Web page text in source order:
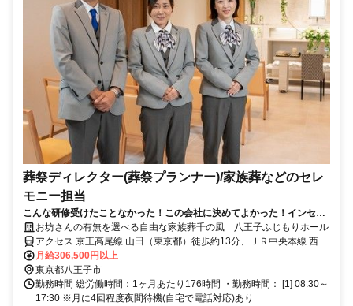
葬祭ディレクター(葬祭プランナー)/家族葬などのセレ
モニー担当
こんな研修受けたことなかった！この会社に決めてよかった！インセン
ティブがなくてホスピタリティ発揮。書類がなくても面接します！
お坊さんの有無を選べる自由な家族葬千の風 八王子ふじもりホール
アクセス 京王高尾線 山田（東京都）徒歩約13分、ＪＲ中央本線 西八
王子南口徒歩約20分、ＪＲ横浜線/ＪＲ根岸線 八王子南口徒歩約20分
・八王子ICより車で15分・八王子駅南口より東京家政学院行(市民体
育館前バス停)から徒歩3分
月給306,500円以上
東京都八王子市
勤務時間 総労働時間：1ヶ月あたり176時間 ・勤務時間： [1] 08:30～
17:30 ※月に4回程度夜間待機(自宅で電話対応)あり